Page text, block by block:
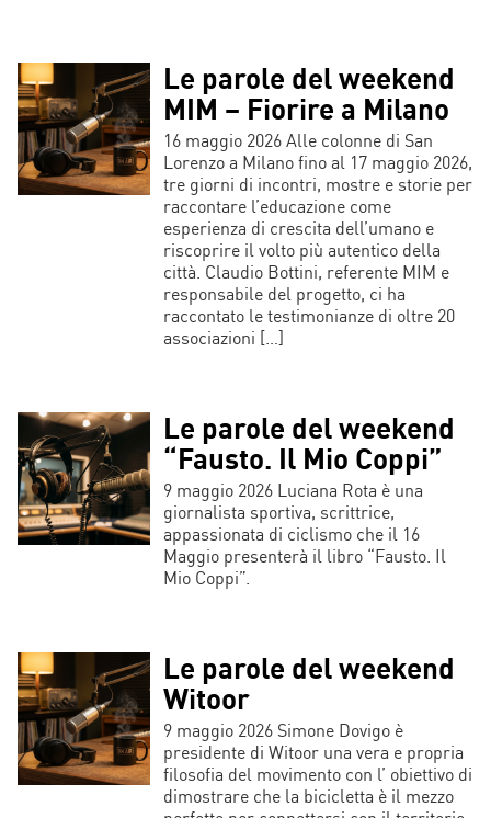
Le parole del weekend
MIM – Fiorire a Milano
16 maggio 2026 Alle colonne di San
Lorenzo a Milano fino al 17 maggio 2026,
tre giorni di incontri, mostre e storie per
raccontare l’educazione come
esperienza di crescita dell’umano e
riscoprire il volto più autentico della
città. Claudio Bottini, referente MIM e
responsabile del progetto, ci ha
raccontato le testimonianze di oltre 20
associazioni […]
Le parole del weekend
“Fausto. Il Mio Coppi”
9 maggio 2026 Luciana Rota è una
giornalista sportiva, scrittrice,
appassionata di ciclismo che il 16
Maggio presenterà il libro “Fausto. Il
Mio Coppi”.
Le parole del weekend
Witoor
9 maggio 2026 Simone Dovigo è
presidente di Witoor una vera e propria
filosofia del movimento con l’ obiettivo di
dimostrare che la bicicletta è il mezzo